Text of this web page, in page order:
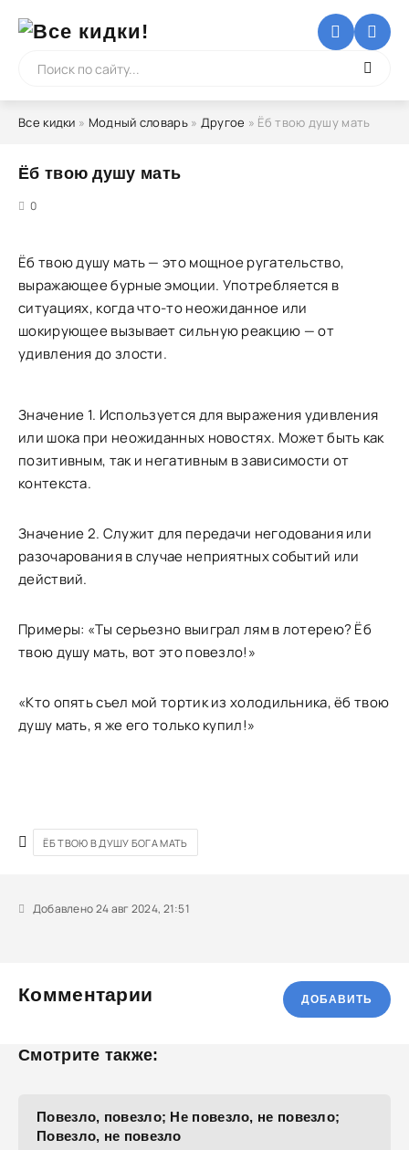
Все кидки » Модный словарь» Другое » Ёб твою душу мать
Ёб твою душу мать
0
Ёб твою душу мать — это мощное ругательство,
выражающее бурные эмоции. Употребляется в
ситуациях, когда что-то неожиданное или
шокирующее вызывает сильную реакцию — от
удивления до злости.
Значение 1. Используется для выражения удивления
или шока при неожиданных новостях. Может быть как
позитивным, так и негативным в зависимости от
контекста.
Значение 2. Служит для передачи негодования или
разочарования в случае неприятных событий или
действий.
Примеры: «Ты серьезно выиграл лям в лотерею? Ёб
твою душу мать, вот это повезло!»
«Кто опять съел мой тортик из холодильника, ёб твою
душу мать, я же его только купил!»
ЁБ ТВОЮ В ДУШУ БОГА МАТЬ
Добавлено 24 авг 2024, 21:51
Комментарии ДОБАВИТЬ
Смотрите также:
Повезло, повезло; Не повезло, не повезло;
Повезло, не повезло